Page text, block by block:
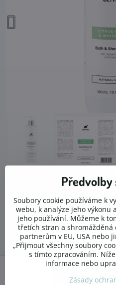
Dopřejte své pokožce lehké
největším lidským orgánem,
před vnějším prostředím,
měli důkladně pečovat. Čtěte více
260 Kč
Soubory cookie používáme k
webu, k analýze jeho výkonu
jeho používání. Můžeme k
třetích stran a
partnerům v EU, USA nebo
„Přijmout všechny soubory
s tímto zpracováním.
informace nebo
Zásady